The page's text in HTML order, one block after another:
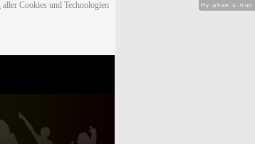
Cookies und Technologien
Hy-phen-a-tion